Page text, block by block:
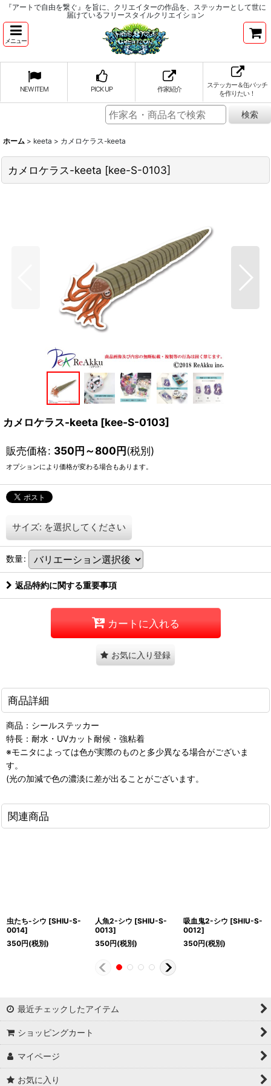
『アートで自由を繋ぐ』を旨に、クリエイターの作品を、ステッカーとして世に
届けているフリースタイルクリエイション
メニュー
NEW ITEM PICK UP 作家紹介
ステッカー＆缶バッチ
を作りたい！
ホーム > keeta > カメロケラス-keeta
カメロケラス-keeta [kee-S-0103]
カメロケラス-keeta [kee-S-0103]
販売価格: 350円～800円(税別)
オプションにより価格が変わる場合もあります。
サイズ: を選択してください
数量:
返品特約に関する重要事項
カートに入れる
お気に入り登録
商品詳細
商品：シールステッカー
特長：耐水・UVカット耐候・強粘着
※モニタによっては色が実際のものと多少異なる場合がございま
す。
(光の加減で色の濃淡に差が出ることがございます。
関連商品
虫たち-シウ [SHIU-S-
0014]
350円(税別)
人魚2-シウ [SHIU-S-
0013]
350円(税別)
吸血鬼2-シウ [SHIU-S-
0012]
350円(税別)
最近チェックしたアイテム
ショッピングカート
マイページ
お気に入り